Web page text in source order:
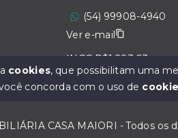
(54) 99908-4940
Ver e-mail
INCC R$1.283,03
CASA MAIORI - Todos os
cookies, que possibilitam uma
concorda com o uso de